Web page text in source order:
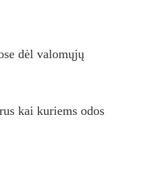
dėl valomųjų
kai kuriems odos